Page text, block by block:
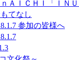
ＡＩＣＨＩ「ＩＮ
てなし
参加の皆様へ